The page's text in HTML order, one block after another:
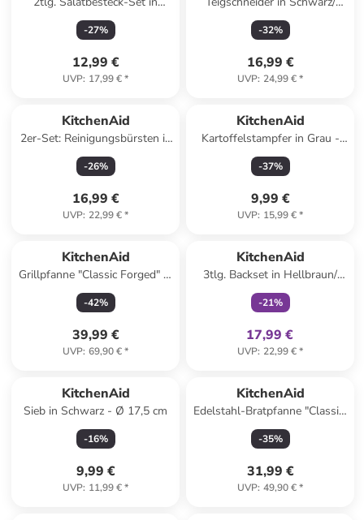
Natur - (L)33 cm
-27%
12,99 €
UVP: 17,99 €*
Silber - (L)13 cm
-32%
16,99 €
UVP: 24,99 €*
KitchenAid
2er-Set: Reinigungsbürsten in
Schwarz/ Weiß
-26%
16,99 €
UVP: 22,99 €*
KitchenAid
Kartoffelstampfer in Grau -
(L)30,5 cm
-37%
9,99 €
UVP: 15,99 €*
KitchenAid
Grillpfanne "Classic Forged" in
Schwarz - Ø 28 cm
-42%
39,99 €
UVP: 69,90 €*
KitchenAid
3tlg. Backset in Hellbraun/
Rot
-21%
17,99 €
UVP: 22,99 €*
KitchenAid
Sieb in Schwarz - Ø 17,5 cm
-16%
9,99 €
UVP: 11,99 €*
KitchenAid
Edelstahl-Bratpfanne "Classic"
- Ø 24 cm
-35%
31,99 €
UVP: 49,90 €*